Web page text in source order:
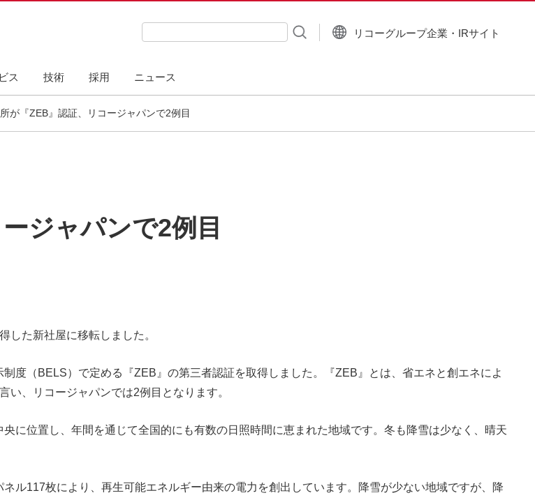
ス 技術 採用 ニュース
検索キーワード入力
リコーグループ企業・IRサイト
が『ZEB』認証、リコージャパンで2例目
ジャパンで2例目
した新社屋に移転しました。
度（BELS）で定める『ZEB』の第三者認証を取得しました。『ZEB』とは、省エネと創エネによ
い、リコージャパンでは2例目となります。
に位置し、年間を通じて全国的にも有数の日照時間に恵まれた地域です。冬も降雪は少なく、晴天
ル117枚により、再生可能エネルギー由来の電力を創出しています。降雪が少ない地域ですが、降